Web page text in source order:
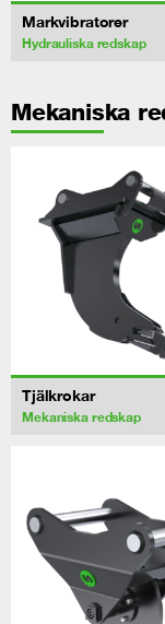
Markvibratorer
Hydrauliska redskap
Mekaniska
Tjälkrokar
Mekaniska redskap